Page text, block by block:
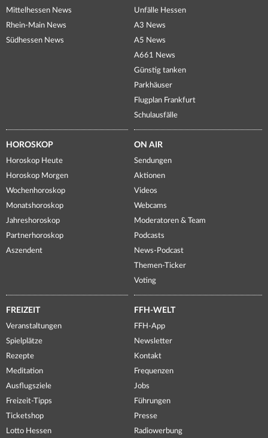
Mittelhessen News
Rhein-Main News
Südhessen News
Unfälle Hessen
A3 News
A5 News
A661 News
Günstig tanken
Parkhäuser
Flugplan Frankfurt
Schulausfälle
HOROSKOP
Horoskop Heute
Horoskop Morgen
Wochenhoroskop
Monatshoroskop
Jahreshoroskop
Partnerhoroskop
Aszendent
ON AIR
Sendungen
Aktionen
Videos
Webcams
Moderatoren & Team
Podcasts
News-Podcast
Themen-Ticker
Voting
FREIZEIT
Veranstaltungen
Spielplätze
Rezepte
Meditation
Ausflugsziele
Freizeit-Tipps
Ticketshop
Lotto Hessen
FFH-WELT
FFH-App
Newsletter
Kontakt
Frequenzen
Jobs
Führungen
Presse
Radiowerbung